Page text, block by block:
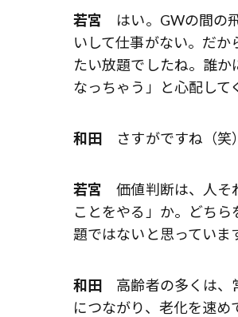
若宮 はい。GWの間の
いして仕事がない。だ
たい放題でしたね。誰
なっちゃう」と心配して
和田 さすがですね（笑
若宮 価値判断は、人そ
ことをやる」か。どち
題ではないと思っていま
和田 高齢者の多くは、
につながり、老化を速め